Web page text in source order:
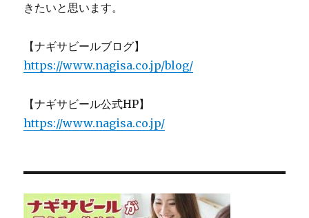
きたいと思います。
【ナギサビールブログ】
https://www.nagisa.co.jp/blog/
【ナギサビール公式HP】
https://www.nagisa.co.jp/